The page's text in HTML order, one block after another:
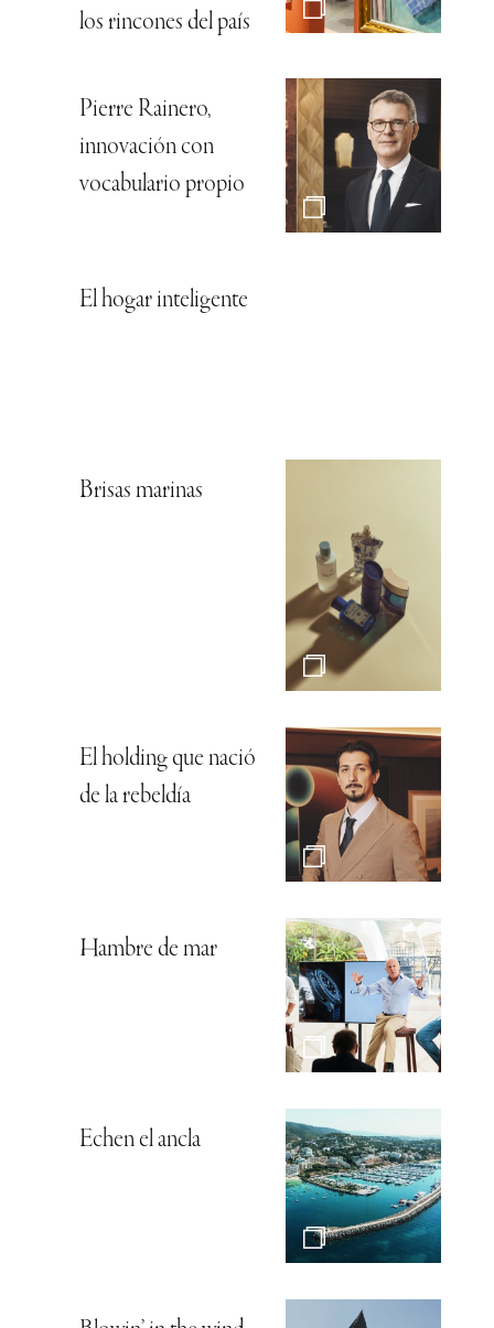
los rincones del país
Pierre Rainero,
innovación con
vocabulario propio
El hogar inteligente
Brisas marinas
El holding que nació
de la rebeldía
Hambre de mar
Echen el ancla